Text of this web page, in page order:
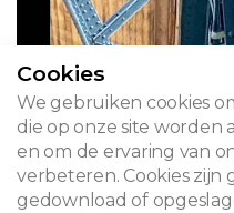
Cookies
We gebruiken cookies
die op onze site worden
en om de ervaring van
verbeteren. Cookies zijn
gedownload of